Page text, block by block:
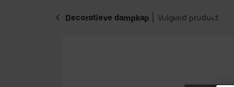
Decoratieve dampkap Volgend product